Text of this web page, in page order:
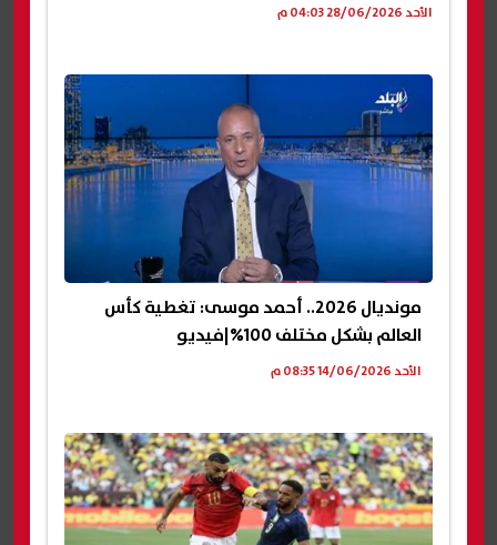
الأحد 28/06/2026 04:03 م
مونديال 2026.. أحمد موسى: تغطية كأس
العالم بشكل مختلف 100%|فيديو
الأحد 14/06/2026 08:35 م